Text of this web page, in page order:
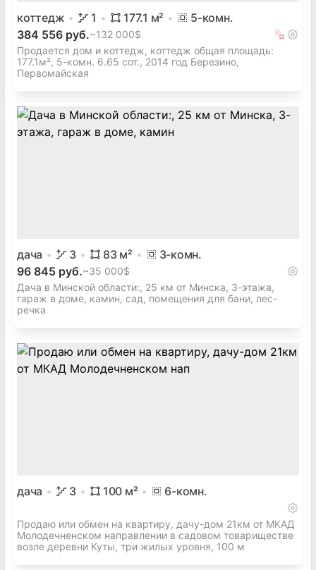
коттедж 1 177.1 м² 5-комн.
384 556 руб.~132 000$
Продается дом и коттедж, коттедж общая площадь:
177.1м², 5-комн. 6.65 сот., 2014 год Березино,
Первомайская
дача 3 83м² 3-комн.
96 845 руб.~35 000$
Дача в Минской области:, 25 км от Минска, 3-этажа,
гараж в доме, камин, сад, помещения для бани, лес-
речка
дача 3 100 м² 6-комн.
Продаю или обмен на квартиру, дачу-дом 21км от МКАД
Молодечненском направлении в садовом товариществе
возле деревни Куты, три жилых уровня, 100 м